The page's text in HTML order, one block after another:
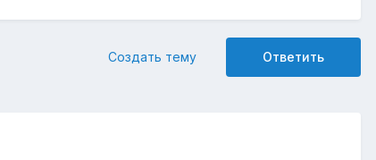
Ответить
Создать тему